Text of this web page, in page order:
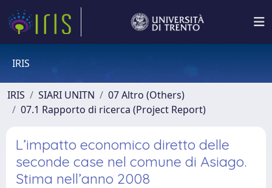
IRIS
IRIS SIARI UNITN
07 Altro (Others)
07.1 Rapporto di ricerca (Project Report)
L’impatto economico diretto delle
seconde case nel comune di Asiago.
Stima nell’anno 2008